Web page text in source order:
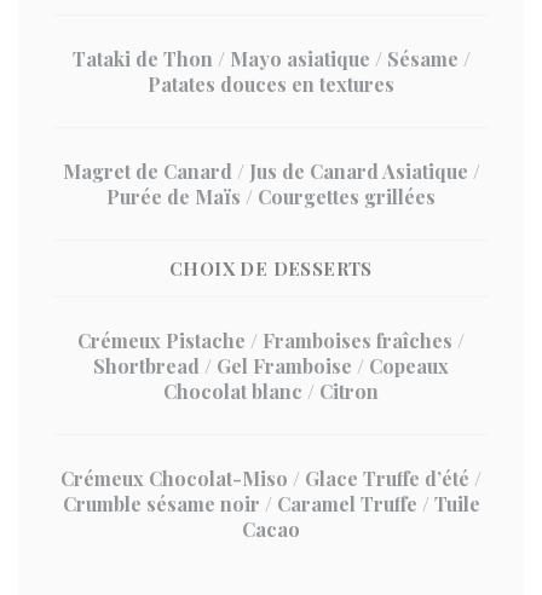
Tataki de Thon / Mayo asiatique / Sésame /
Patates douces en textures
Magret de Canard / Jus de Canard Asiatique /
Purée de Maïs / Courgettes grillées
CHOIX DE DESSERTS
Crémeux Pistache / Framboises fraîches /
Shortbread / Gel Framboise / Copeaux
Chocolat blanc / Citron
Crémeux Chocolat-Miso / Glace Truffe d’été /
Crumble sésame noir / Caramel Truffe / Tuile
Cacao